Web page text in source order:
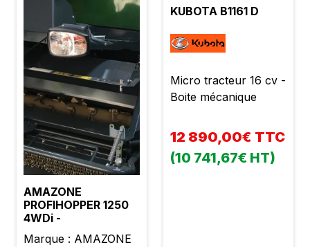
AMAZONE
PROFIHOPPER 1250
4WDi -
Marque : AMAZONE
KUBOTA B1161 D
Micro tracteur 16 cv -
Boite mécanique
12 890,00€ TTC
(10 741,67€ HT)